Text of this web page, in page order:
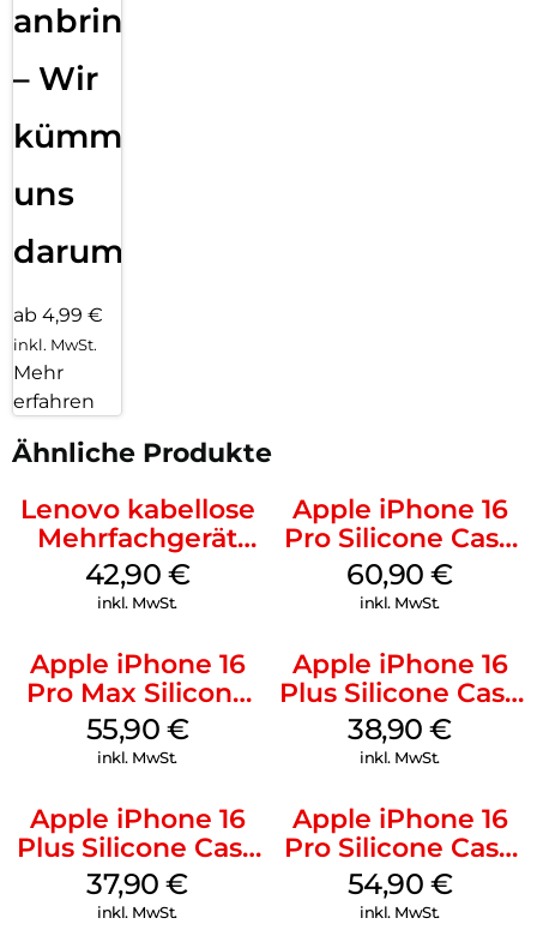
anbringen
– Wir
kümmern
uns
darum!
ab 4,99 €
inkl. MwSt.
Mehr
erfahren
Ähnliche Produkte
Lenovo kabellose
Mehrfachgerät
Luna Grey
42,90 €
inkl. MwSt.
Apple iPhone 16
Pro Silicone Case
MagSafe Stone
Gray
60,90€
inkl. MwSt.
Apple iPhone 16
Pro Max Silicone
Case MagSafe
Stone Gray
55,90 €
inkl. MwSt.
Apple iPhone 16
Plus Silicone Case
MagSafe Denim
38,90€
inkl. MwSt.
Apple iPhone 16
Plus Silicone Case
MagSafe Lake
Green
37,90€
inkl. MwSt.
Apple iPhone 16
Pro Silicone Case
MagSafe Black
54,90 €
inkl. MwSt.